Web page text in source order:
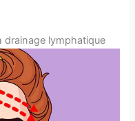
drainage lymphatique